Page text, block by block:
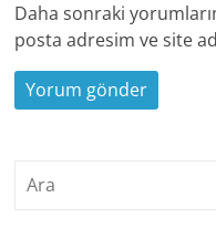
Daha sonraki
posta adresim ve site